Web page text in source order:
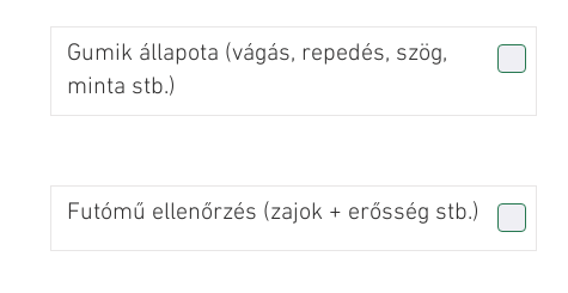
Gumik állapota (vágás, repedés, szög,
minta stb.)
Futómű ellenőrzés (zajok + erősség stb.)